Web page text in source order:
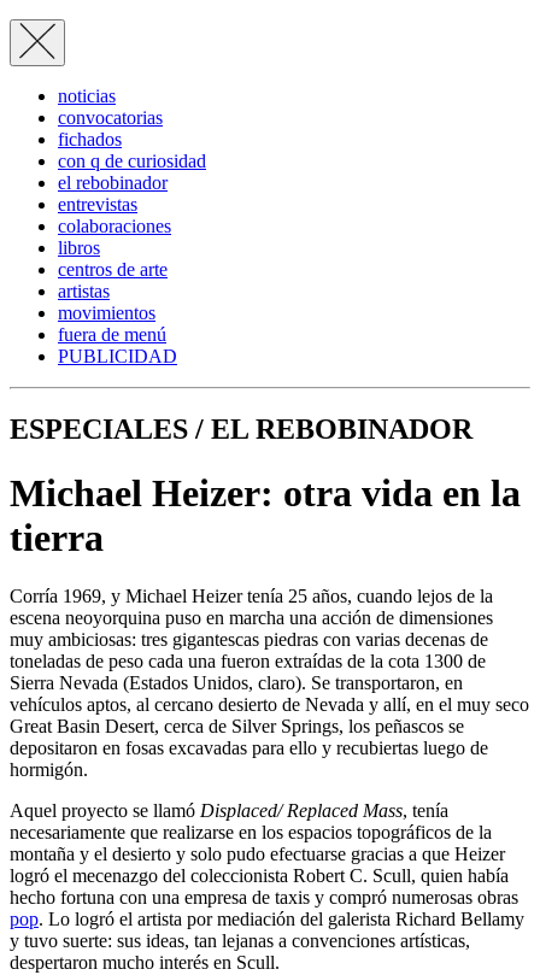
noticias
convocatorias
fichados
con q de curiosidad
el rebobinador
entrevistas
colaboraciones
libros
centros de arte
artistas
movimientos
fuera de menú
PUBLICIDAD
ESPECIALES / EL REBOBINADOR
Michael Heizer: otra vida en la
tierra
Corría 1969, y Michael Heizer tenía 25 años, cuando lejos de la
escena neoyorquina puso en marcha una acción de dimensiones
muy ambiciosas: tres gigantescas piedras con varias decenas de
toneladas de peso cada una fueron extraídas de la cota 1300 de
Sierra Nevada (Estados Unidos, claro). Se transportaron, en
vehículos aptos, al cercano desierto de Nevada y allí, en el muy seco
Great Basin Desert, cerca de Silver Springs, los peñascos se
depositaron en fosas excavadas para ello y recubiertas luego de
hormigón.
Aquel proyecto se llamó Displaced/ Replaced Mass, tenía
necesariamente que realizarse en los espacios topográficos de la
montaña y el desierto y solo pudo efectuarse gracias a que Heizer
logró el mecenazgo del coleccionista Robert C. Scull, quien había
hecho fortuna con una empresa de taxis y compró numerosas obras
pop. Lo logró el artista por mediación del galerista Richard Bellamy
y tuvo suerte: sus ideas, tan lejanas a convenciones artísticas,
despertaron mucho interés en Scull.